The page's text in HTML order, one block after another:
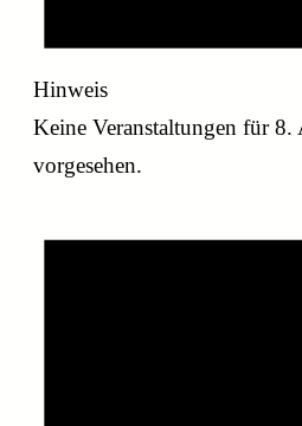
Hinweis
Keine Veranstaltungen für 8.
vorgesehen.